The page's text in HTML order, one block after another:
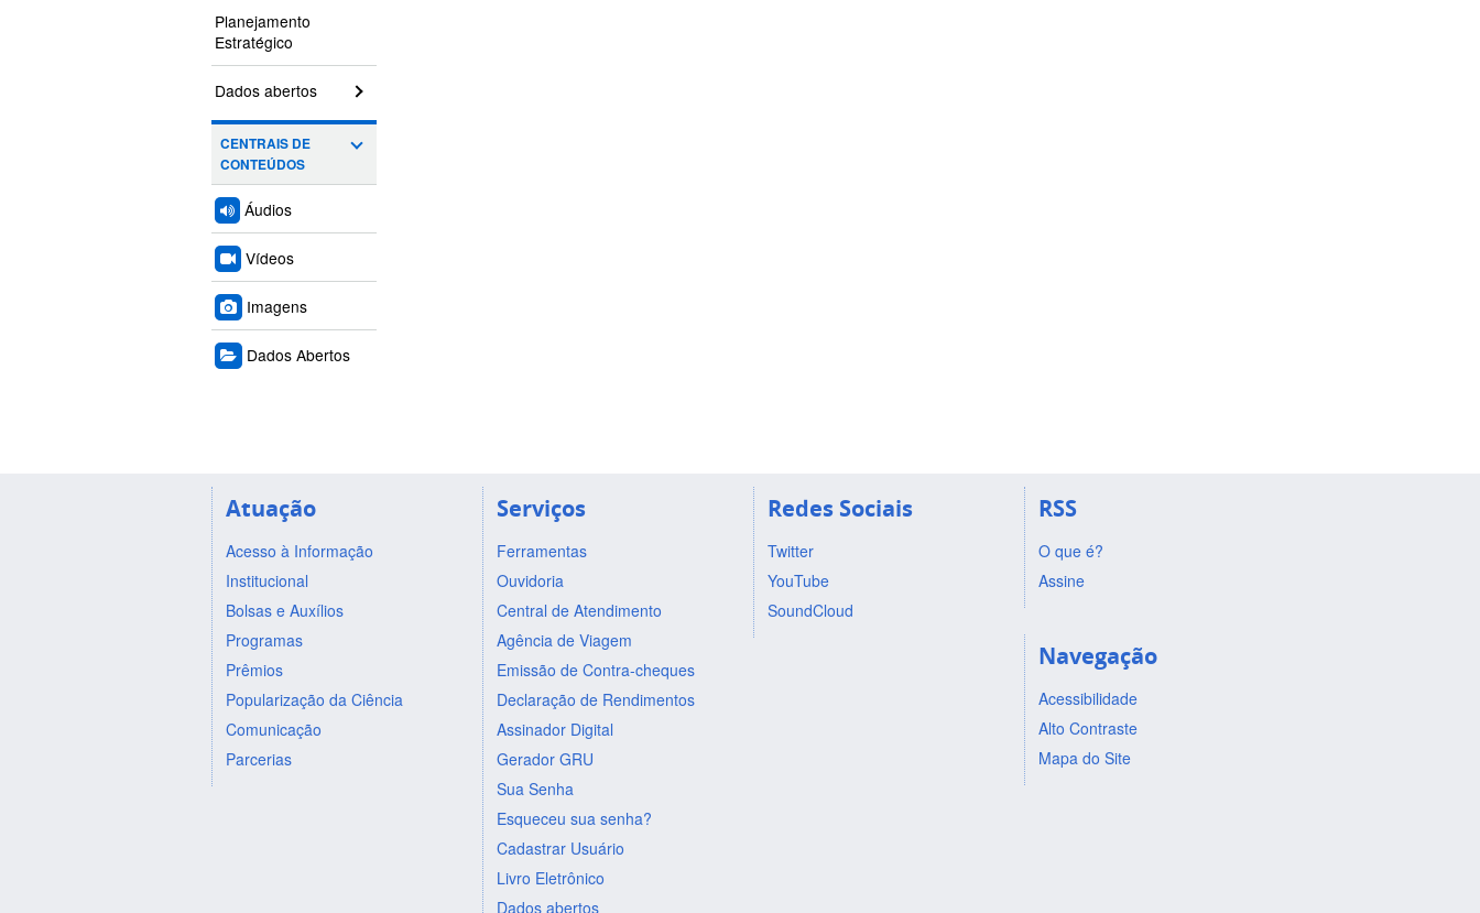
Planejamento
Estratégico
Dados abertos
CENTRAIS DE
CONTEÚDOS
Áudios
Vídeos
Imagens
Dados Abertos
Atuação
Acesso à Informação
Institucional
Bolsas e Auxílios
Programas
Prêmios
Popularização da Ciência
Comunicação
Parcerias
Serviços
Ferramentas
Ouvidoria
Central de Atendimento
Agência de Viagem
Emissão de Contra-cheques
Declaração de Rendimentos
Assinador Digital
Gerador GRU
Sua Senha
Esqueceu sua senha?
Cadastrar Usuário
Livro Eletrônico
Dados abertos
Redes Sociais
Twitter
YouTube
SoundCloud
RSS
O que é?
Assine
Navegação
Acessibilidade
Alto Contraste
Mapa do Site